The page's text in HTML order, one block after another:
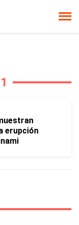
erupción